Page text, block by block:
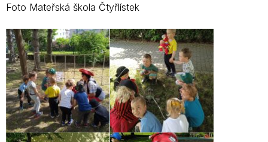
Foto Mateřská škola Čtyřlístek